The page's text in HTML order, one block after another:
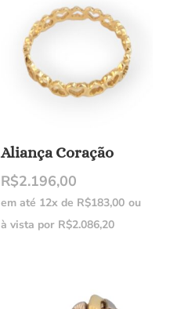
Aliança Coração
R$2.196,00
em até 12x de R$183,00 ou
à vista por R$2.086,20